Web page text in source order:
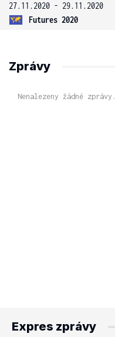
27.11.2020 - 29.11.2020
Futures 2020
Zprávy
Nenalezeny žádné zprávy.
Expres zprávy